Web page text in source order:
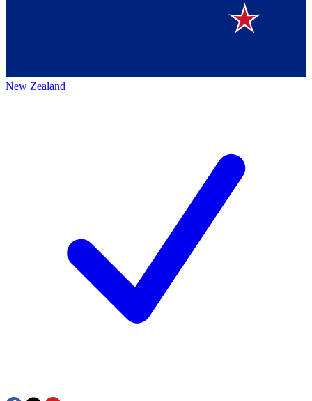
New Zealand